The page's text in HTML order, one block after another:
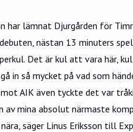
har lämnat Djurgården för
nästan 13 minuters
Det är kul att vara här,
in så mycket på vad som
AIK även tyckte det var
av mina absolut närmaste
säger Linus Eriksson till